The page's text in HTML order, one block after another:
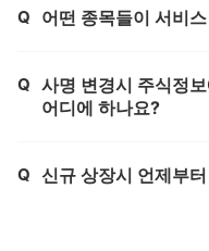
Q 어떤 종목들이 서비
Q 사명 변경시 주식정
어디에 하나요?
Q 신규 상장시 언제부